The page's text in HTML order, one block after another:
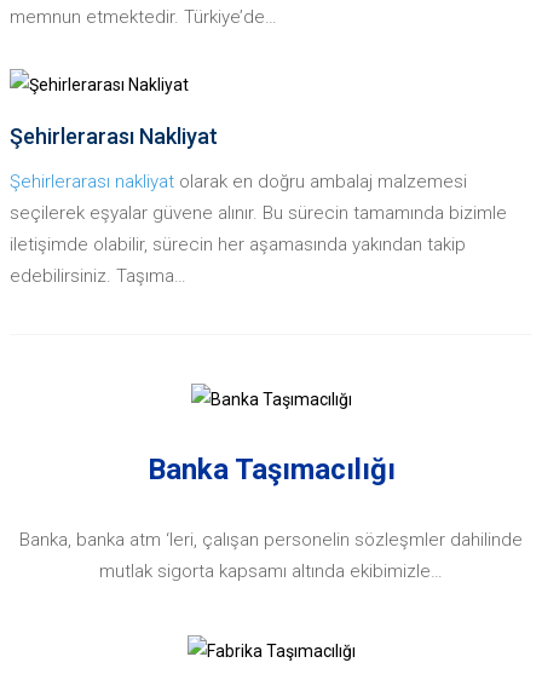
memnun etmektedir. Türkiye’de…
Şehirlerarası Nakliyat
Şehirlerarası nakliyat olarak en doğru ambalaj malzemesi
seçilerek eşyalar güvene alınır. Bu sürecin tamamında bizimle
iletişimde olabilir, sürecin her aşamasında yakından takip
edebilirsiniz. Taşıma…
Banka Taşımacılığı
Banka, banka atm ‘leri, çalışan personelin sözleşmler dahilinde
mutlak sigorta kapsamı altında ekibimizle…